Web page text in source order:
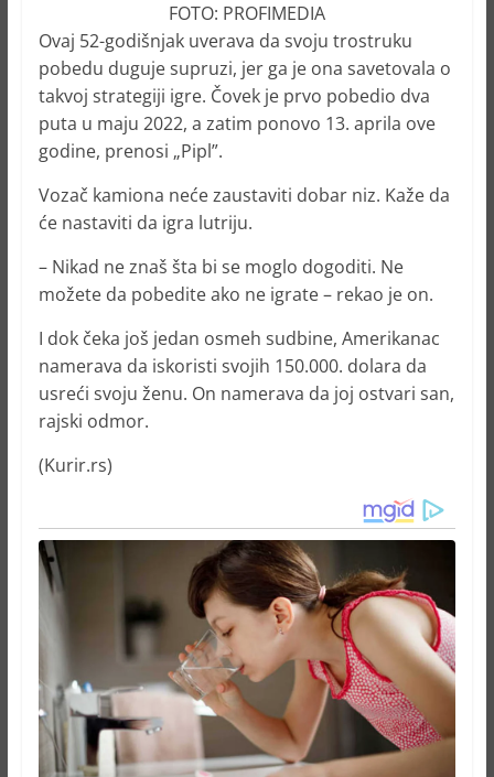
FOTO: PROFIMEDIA
Ovaj 52-godišnjak uverava da svoju trostruku
pobedu duguje supruzi, jer ga je ona savetovala o
takvoj strategiji igre. Čovek je prvo pobedio dva
puta u maju 2022, a zatim ponovo 13. aprila ove
godine, prenosi „Pipl”.
Vozač kamiona neće zaustaviti dobar niz. Kaže da
će nastaviti da igra lutriju.
– Nikad ne znaš šta bi se moglo dogoditi. Ne
možete da pobedite ako ne igrate – rekao je on.
I dok čeka još jedan osmeh sudbine, Amerikanac
namerava da iskoristi svojih 150.000. dolara da
usreći svoju ženu. On namerava da joj ostvari san,
rajski odmor.
(Kurir.rs)